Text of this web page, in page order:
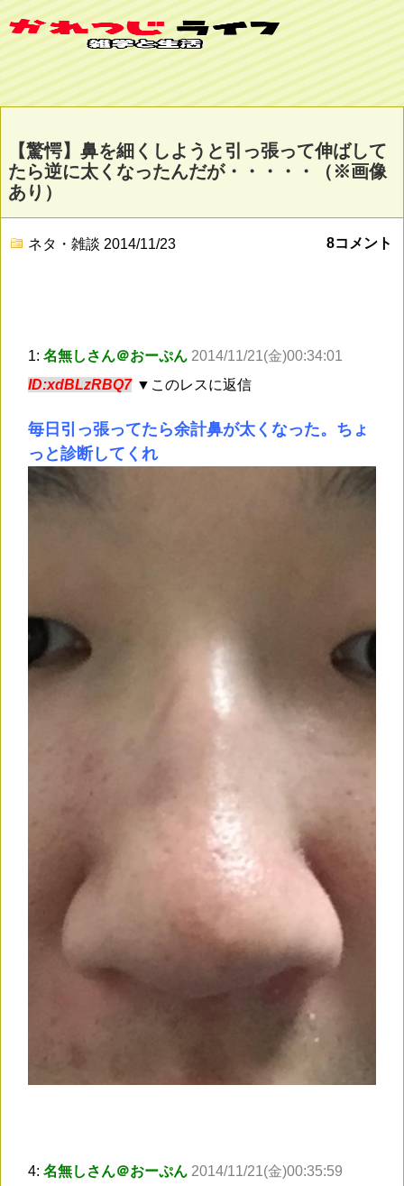
【驚愕】鼻を細くしようと引っ張って伸ばして
たら逆に太くなったんだが・・・・・（※画像
あり）
ネタ・雑談 2014/11/23 8コメント
1: 名無しさん＠おーぷん 2014/11/21(金)00:34:01
ID:xdBLzRBQ7 ▼このレスに返信
毎日引っ張ってたら余計鼻が太くなった。ちょ
っと診断してくれ
4: 名無しさん＠おーぷん 2014/11/21(金)00:35:59